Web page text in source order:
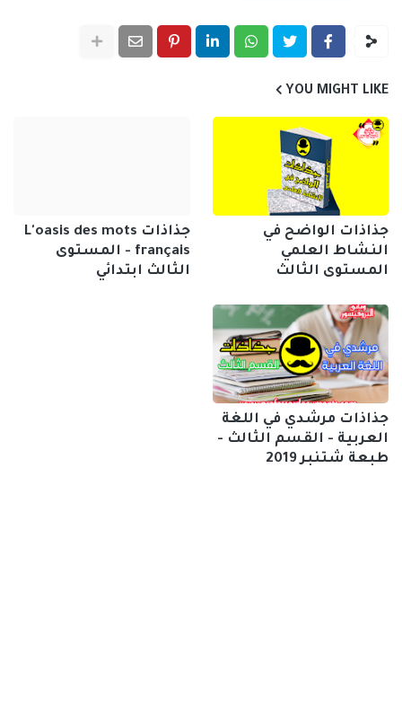
YOU MIGHT LIKE
جذاذات الواضح في
النشاط العلمي
المستوى الثالث
جذاذات L'oasis des mots
français - المستوى
الثالث ابتدائي
جذاذات مرشدي في اللغة
العربية - القسم الثالث -
طبعة شتنبر 2019